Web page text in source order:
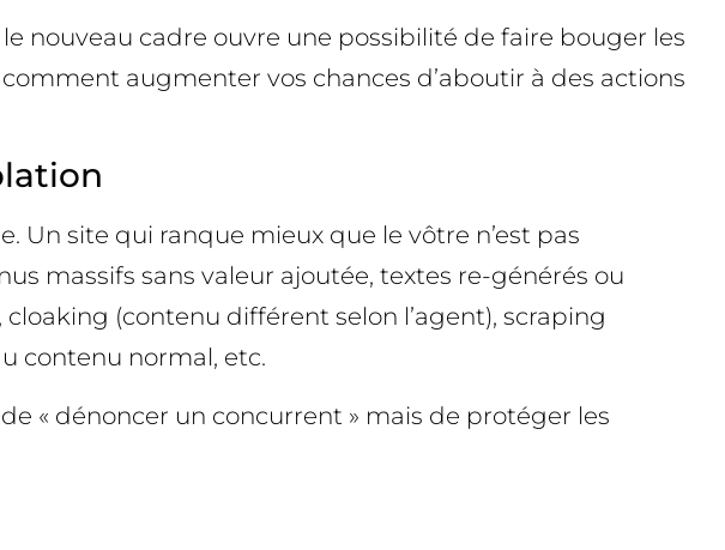
nouveau cadre ouvre une possibilité de faire bouger les
augmenter vos chances d’aboutir à des actions
Un site qui ranque mieux que le vôtre n’est pas
massifs sans valeur ajoutée, textes re-générés ou
(contenu différent selon l’agent), scraping
contenu normal, etc.
« dénoncer un concurrent » mais de protéger les